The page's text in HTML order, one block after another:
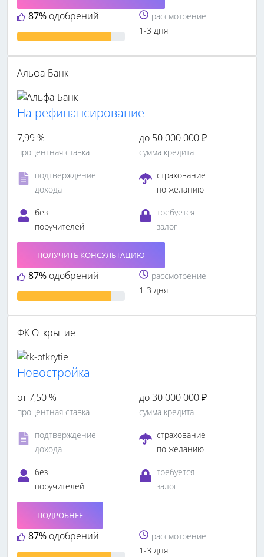
87% одобрений
рассмотрение
1-3 дня
Альфа-Банк
На рефинансирование
7,99 %
процентная ставка
до 50 000 000 ₽
сумма кредита
подтверждение
дохода
страхование
по желанию
без
поручителей
требуется
залог
87% одобрений
ПОЛУЧИТЬ КОНСУЛЬТАЦИЮ
рассмотрение
1-3 дня
ФК Открытие
Новостройка
от 7,50 %
процентная ставка
до 30 000 000 ₽
сумма кредита
подтверждение
дохода
страхование
по желанию
без
поручителей
требуется
залог
87% одобрений
ПОДРОБНЕЕ
рассмотрение
1-3 дня